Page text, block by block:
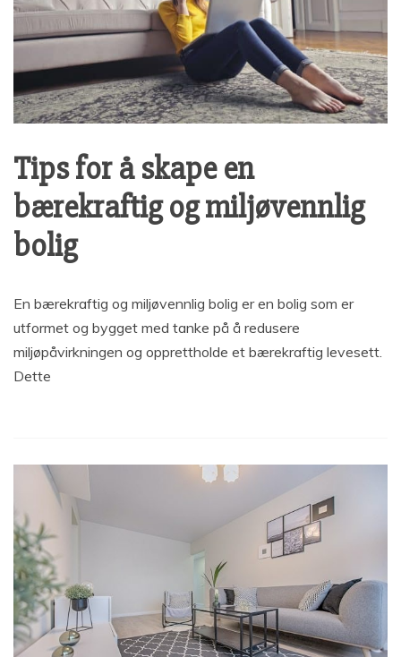
Tips for å skape en
bærekraftig og miljøvennlig
bolig
En bærekraftig og miljøvennlig bolig er en bolig som er
utformet og bygget med tanke på å redusere
miljøpåvirkningen og opprettholde et bærekraftig levesett.
Dette